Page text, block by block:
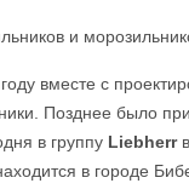
и
вместе с
Позднее было
в группу Liebherr
в городе